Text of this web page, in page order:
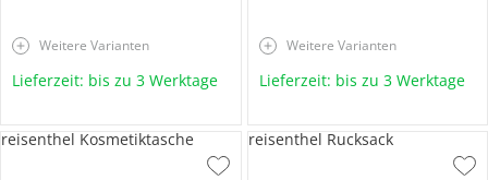
Weitere Varianten
Lieferzeit: bis zu 3 Werktage
Weitere Varianten
Lieferzeit: bis zu 3 Werktage
reisenthel Kosmetiktasche reisenthel Rucksack